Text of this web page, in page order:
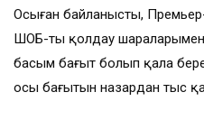
Осыған байланысты,
ШОБ-ты қолдау шараларымен
басым бағыт болып қала
осы бағытын назардан тыс